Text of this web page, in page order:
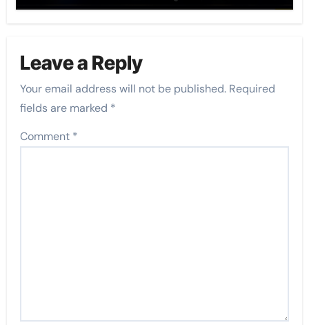
Leave a Reply
Your email address will not be published. Required
fields are marked *
Comment *